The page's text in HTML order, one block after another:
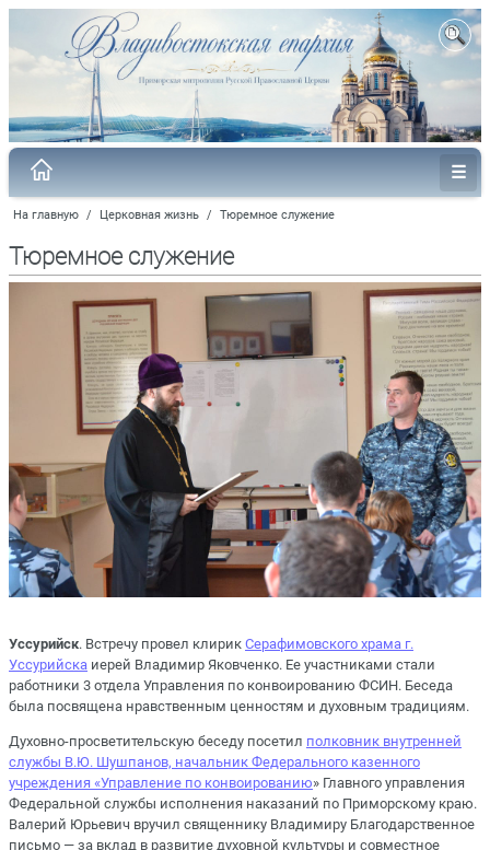
На главную / Церковная жизнь / Тюремное служение
Тюремное служение
Уссурийск. Встречу провел клирик Серафимовского храма г.
Уссурийска иерей Владимир Яковченко. Ее участниками стали
работники 3 отдела Управления по конвоированию ФСИН. Беседа
была посвящена нравственным ценностям и духовным традициям.
Духовно-просветительскую беседу посетил полковник внутренней
службы В.Ю. Шушпанов, начальник Федерального казенного
учреждения «Управление по конвоированию» Главного управления
Федеральной службы исполнения наказаний по Приморскому краю.
Валерий Юрьевич вручил священнику Владимиру Благодарственное
письмо ― за вклад в развитие духовной культуры и совместное